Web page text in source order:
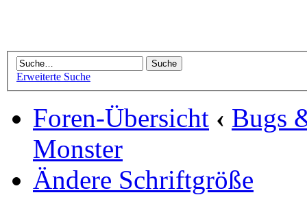
Erweiterte Suche
Foren-Übersicht ‹ Bugs
Monster
Ändere Schriftgröße